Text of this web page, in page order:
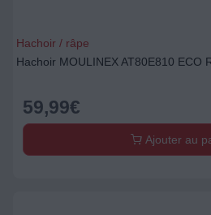
Hachoir / râpe
Hachoir MOULINEX AT80E810 ECO
59,99€
Ajouter au